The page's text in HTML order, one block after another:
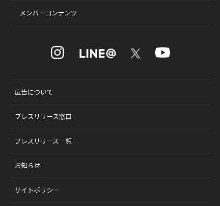
メンバーコンテンツ
広告について
プレスリリース窓口
プレスリリース一覧
お知らせ
サイトポリシー